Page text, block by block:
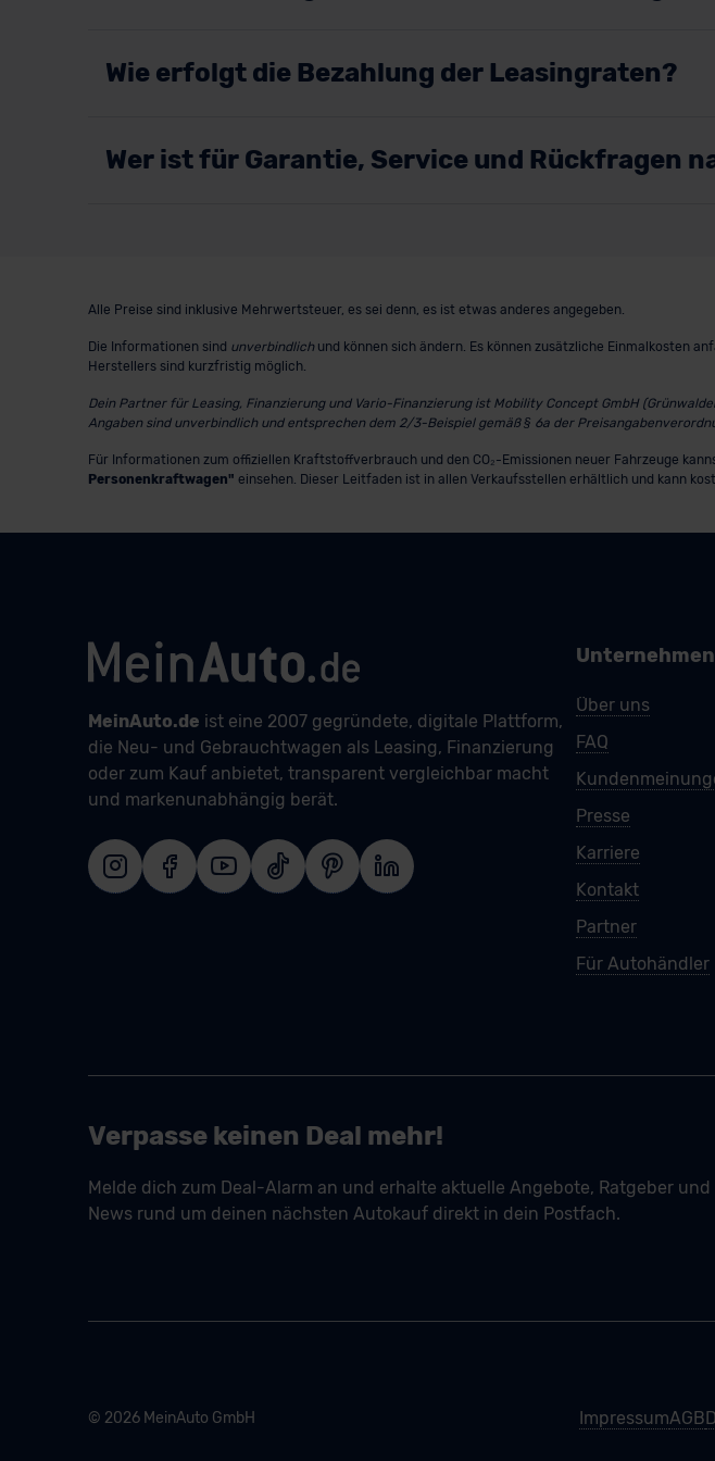
Wie erfolgt die Bezahlung der Leasingraten?
Wer ist für Garantie, Service und Rückfragen
Alle Preise sind inklusive Mehrwertsteuer, es sei denn, es ist etwas anderes angegeben.
Die Informationen sind unverbindlichund können sich ändern. Es können zusätzliche Einmalkosten
Herstellers sind kurzfristig möglich.
Dein Partner für Leasing, Finanzierung und Vario-Finanzierung ist Mobility Concept GmbH
Angaben sind unverbindlich und entsprechen dem 2/3-Beispiel gemäß § 6a der
Für Informationen zum offiziellen Kraftstoffverbrauch und den CO₂-Emissionen neuer Fahrzeuge
Personenkraftwagen" einsehen. Dieser Leitfaden ist in allen Verkaufsstellen erhältlich und kann
MeinAuto.de ist eine 2007 gegründete, digitale Plattform,
die Neu- und Gebrauchtwagen als Leasing, Finanzierung
oder zum Kauf anbietet, transparent vergleichbar macht
und markenunabhängig berät.
Unternehmen
Über uns
FAQ
Presse
Karriere
Kontakt
Partner
Für Autohändler
Verpasse keinen Deal mehr!
Melde dich zum Deal-Alarm an und erhalte aktuelle Angebote, Ratgeber und
News rund um deinen nächsten Autokauf direkt in dein Postfach.
ImpressumAGB
© 2026 MeinAuto GmbH